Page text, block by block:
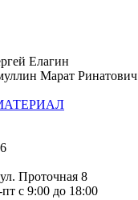
Елагин
Марат Ринатович
Проточная 8
с 9:00 до 18:00